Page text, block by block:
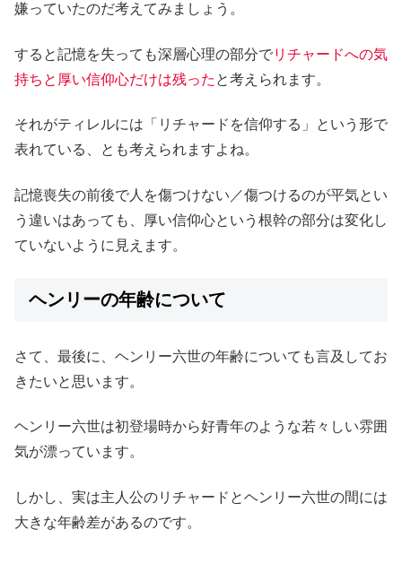
嫌っていたのだ考えてみましょう。
すると記憶を失っても深層心理の部分でリチャードへの気
持ちと厚い信仰心だけは残った と考えられます。
それがティレルには「リチャードを信仰する」という形で
表れている、とも考えられますよね。
記憶喪失の前後で人を傷つけない／傷つけるのが平気とい
う違いはあっても、厚い信仰心という根幹の部分は変化し
ていないように見えます。
ヘンリーの年齢について
さて、最後に、ヘンリー六世の年齢についても言及してお
きたいと思います。
ヘンリー六世は初登場時から好青年のような若々しい雰囲
気が漂っています。
しかし、実は主人公のリチャードとヘンリー六世の間には
大きな年齢差があるのです。